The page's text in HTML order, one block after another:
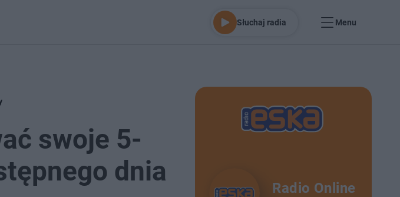
Słuchaj radia Menu
swoje 5-
dnia
Radio Online